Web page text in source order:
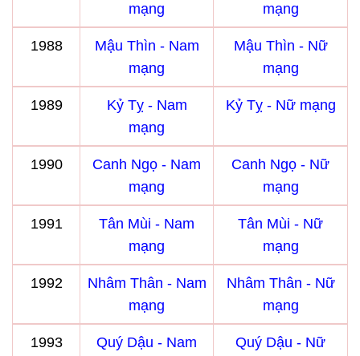
mạng
mạng
1988
Mậu Thìn - Nam
mạng
Mậu Thìn - Nữ
mạng
1989
Kỷ Tỵ - Nam
mạng
Kỷ Tỵ - Nữ mạng
1990
Canh Ngọ - Nam
mạng
Canh Ngọ - Nữ
mạng
1991
Tân Mùi - Nam
mạng
Tân Mùi - Nữ
mạng
1992
Nhâm Thân - Nam
mạng
Nhâm Thân - Nữ
mạng
1993
Quý Dậu - Nam
Quý Dậu - Nữ